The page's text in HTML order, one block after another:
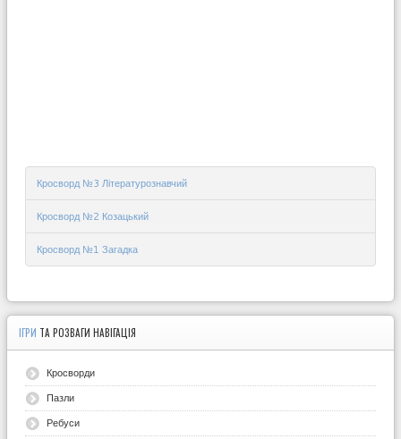
Кросворд №3 Літературознавчий
Кросворд №2 Козацький
Кросворд №1 Загадка
ІГРИ ТА РОЗВАГИ НАВІГАЦІЯ
Кросворди
Пазли
Ребуси